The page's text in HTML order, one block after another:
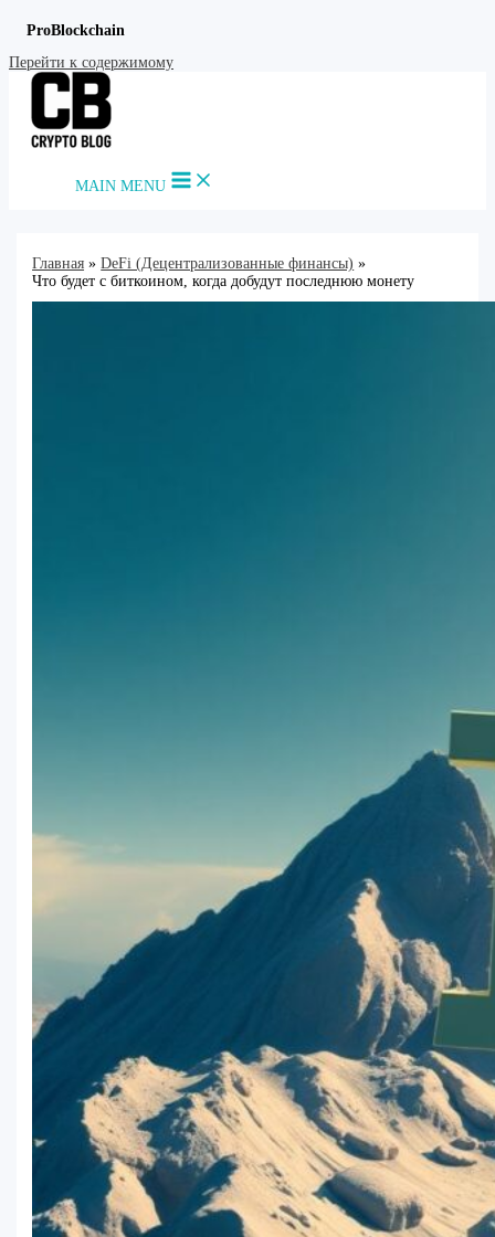
ProBlockchain
Перейти к содержимому
MAIN MENU
Главная
DeFi (Децентрализованные финансы)
Что будет с биткоином, когда добудут последнюю монету